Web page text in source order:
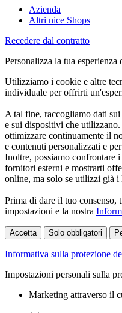
Azienda
Altri nice Shops
Recedere dal contratto
Personalizza la tua esperienza
Utilizziamo i cookie e altre
individuale per offrirti
A tal fine, raccogliamo dati
e sui dispositivi che
ottimizzare continuamente il
e contenuti personalizzati e
Inoltre, possiamo confrontare
fornitori esterni e mostrarti
online, ma solo se utilizzi già i
Prima di dare il tuo
impostazioni e la nostra
Accetta Solo obbligatori
Informativa sulla protezione
Impostazioni personali sulla
Marketing attraverso il